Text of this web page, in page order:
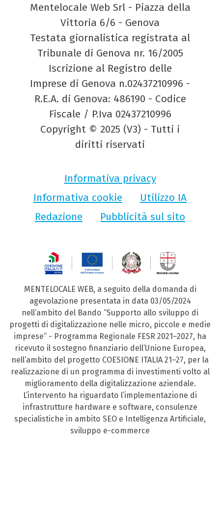
Mentelocale Web Srl - Piazza della
Vittoria 6/6 - Genova
Testata giornalistica registrata al
Tribunale di Genova nr. 16/2005
Iscrizione al Registro delle
Imprese di Genova n.02437210996 -
R.E.A. di Genova: 486190 - Codice
Fiscale / P.Iva 02437210996
Copyright © 2025 (V3) - Tutti i
diritti riservati
Informativa privacy
Informativa cookie
Utilizzo IA
Redazione
Pubblicità sul sito
MENTELOCALE WEB, a seguito della domanda di
agevolazione presentata in data 03/05/2024
nell’ambito del Bando “Supporto allo sviluppo di
progetti di digitalizzazione nelle micro, piccole e medie
imprese” - Programma Regionale FESR 2021–2027, ha
ricevuto il sostegno finanziario dell’Unione Europea,
nell’ambito del progetto COESIONE ITALIA 21–27, per la
realizzazione di un programma di investimenti volto al
miglioramento della digitalizzazione aziendale.
L’intervento ha riguardato l’implementazione di
infrastrutture hardware e software, consulenze
specialistiche in ambito SEO e Intelligenza Artificiale,
sviluppo e-commerce